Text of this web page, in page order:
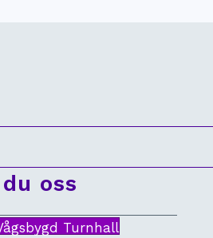
oss
Turnhall